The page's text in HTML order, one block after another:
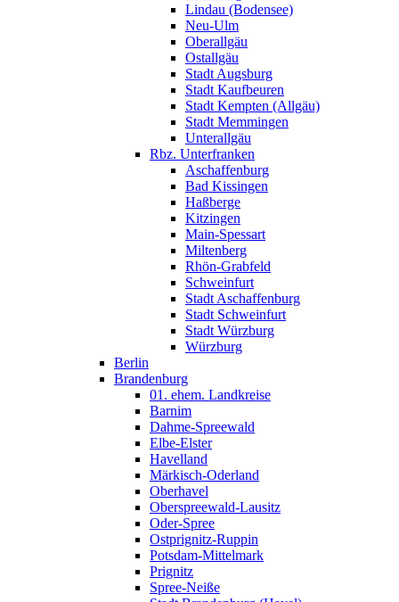
Lindau (Bodensee)
Neu-Ulm
Oberallgäu
Ostallgäu
Stadt Augsburg
Stadt Kaufbeuren
Stadt Kempten (Allgäu)
Stadt Memmingen
Unterallgäu
Rbz. Unterfranken
Aschaffenburg
Bad Kissingen
Haßberge
Kitzingen
Main-Spessart
Miltenberg
Rhön-Grabfeld
Schweinfurt
Stadt Aschaffenburg
Stadt Schweinfurt
Stadt Würzburg
Würzburg
Berlin
Brandenburg
01. ehem. Landkreise
Barnim
Dahme-Spreewald
Elbe-Elster
Havelland
Märkisch-Oderland
Oberhavel
Oberspreewald-Lausitz
Oder-Spree
Ostprignitz-Ruppin
Potsdam-Mittelmark
Prignitz
Spree-Neiße